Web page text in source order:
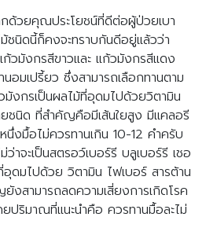
ด้วยคุณประโยชน์ที่ดีต่อผู้ป่วยเบา
ชนิดนี้ก็คงจะทราบกันดีอยู่แล้วว่า
มังกรสีขาวและ แก้วมังกรสีแดง
อมเปรี้ยว ซึ่งสามารถเลือกทานตาม
งกรเป็นผลไม้ที่อุดมไปด้วยวิตามิน
ยชนิด ที่สำคัญคือมีเส้นใยสูง มีแคลอรี
งมื้อไม่ควรทานเกิน 10-12 คำครับ
ว่าจะเป็นสตรอว์เบอร์รี บลูเบอร์รี เชอ
ดมไปด้วย วิตามิน ไฟเบอร์ สารต้าน
งสามารถลดความเสี่ยงการเกิดโรค
ปริมาณที่แนะนำคือ ควรทานมื้อละไม่